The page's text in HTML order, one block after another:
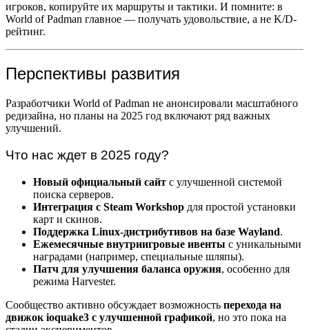
игроков, копируйте их маршруты и тактики. И помните: в
World of Padman главное — получать удовольствие, а не K/D-
рейтинг.
Перспективы развития
Разработчики World of Padman не анонсировали масштабного
редизайна, но планы на 2025 год включают ряд важных
улучшений.
Что нас ждет в 2025 году?
Новый официальный сайт с улучшенной системой
поиска серверов.
Интеграция с Steam Workshop для простой установки
карт и скинов.
Поддержка Linux-дистрибутивов на базе Wayland.
Ежемесячные внутриигровые ивенты с уникальными
наградами (например, специальные шляпы).
Патч для улучшения баланса оружия, особенно для
режима Harvester.
Сообщество активно обсуждает возможность перехода на
движок ioquake3 с улучшенной графикой, но это пока на